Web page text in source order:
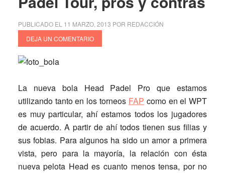
PUBLICADO EL 11 MARZO, 2013 POR REDACCIÓN
DEJA UN COMENTARIO
La nueva bola Head Padel Pro que estamos
utilizando tanto en los torneos FAP como en el WPT
es muy particular, ahí estamos todos los jugadores
de acuerdo. A partir de ahí todos tienen sus filias y
sus fobias. Para algunos ha sido un amor a primera
vista, pero para la mayoría, la relación con ésta
nueva pelota Head es cuanto menos tensa, por no